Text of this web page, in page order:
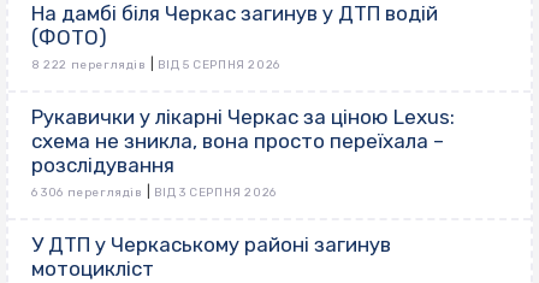
На дамбі біля Черкас загинув у ДТП водій
(ФОТО)
8 222 переглядів ВІД 5 СЕРПНЯ 2026
Рукавички у лікарні Черкас за ціною Lexus:
схема не зникла, вона просто переїхала –
розслідування
6 306 переглядів ВІД 3 СЕРПНЯ 2026
У ДТП у Черкаському районі загинув
мотоцикліст